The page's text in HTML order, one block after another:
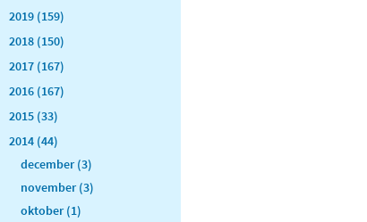
2019 (159)
2018 (150)
2017 (167)
2016 (167)
2015 (33)
2014 (44)
december (3)
november (3)
oktober (1)